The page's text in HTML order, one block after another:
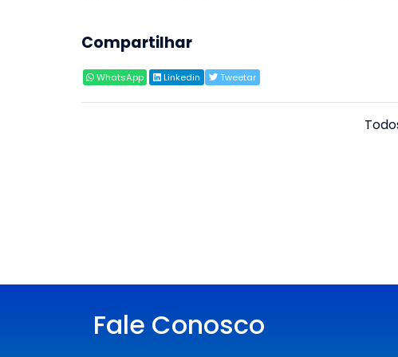
Compartilhar
WhatsApp Linkedin Tweetar
Fale Conosco